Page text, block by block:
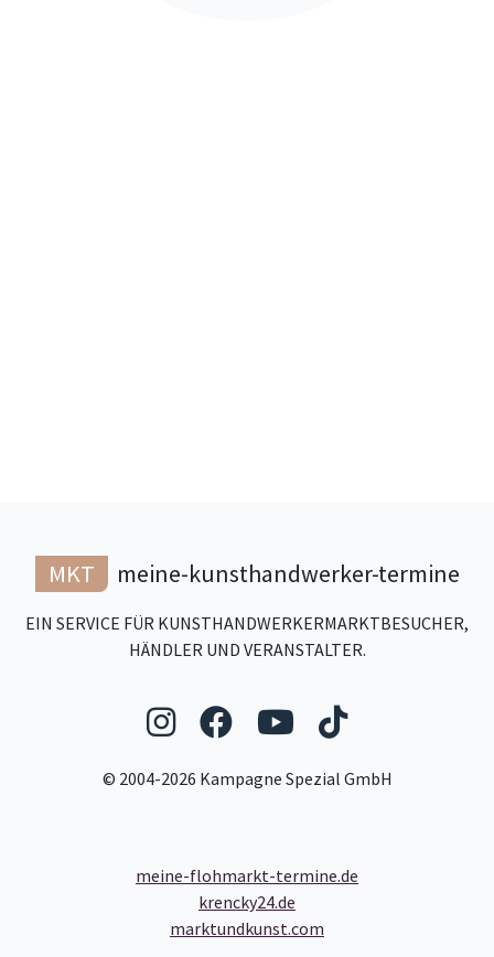
MKT meine-kunsthandwerker-termine
EIN SERVICE FÜR KUNSTHANDWERKERMARKTBESUCHER,
HÄNDLER UND VERANSTALTER.
Folgen Sie uns auf
Folgen Sie uns auf
Folgen Sie
Folgen
© 2004-2026 Kampagne Spezial GmbH
meine-flohmarkt-termine.de
krencky24.de
marktundkunst.com